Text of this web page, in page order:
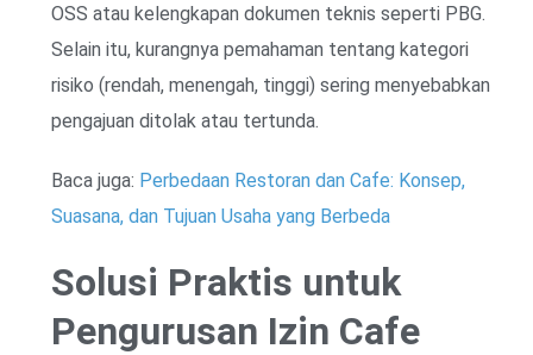
OSS atau kelengkapan dokumen teknis seperti PBG.
Selain itu, kurangnya pemahaman tentang kategori
risiko (rendah, menengah, tinggi) sering menyebabkan
pengajuan ditolak atau tertunda.
Baca juga: Perbedaan Restoran dan Cafe: Konsep,
Suasana, dan Tujuan Usaha yang Berbeda
Solusi Praktis untuk
Pengurusan Izin Cafe